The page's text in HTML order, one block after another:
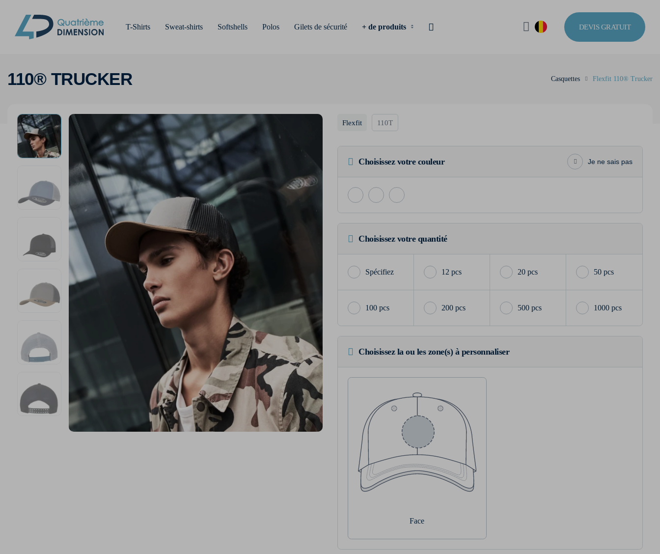
T-Shirts Sweat-shirts Softshells Polos Gilets de sécurité + de produits DEVIS GRATUIT
110® TRUCKER Casquettes Flexfit 110® Trucker
Flexfit 110T
Choisissez votre couleur Je ne sais pas
Choisissez votre quantité
12 pcs 20 pcs 50 pcs
100 pcs 200 pcs 500 pcs 1000 pcs
Choisissez la ou les zone(s) à personnaliser
Face